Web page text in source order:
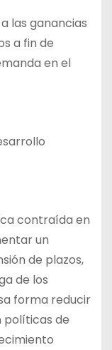
las ganancias
a fin de
en el
contraída en
un
de plazos,
de los
forma reducir
políticas de